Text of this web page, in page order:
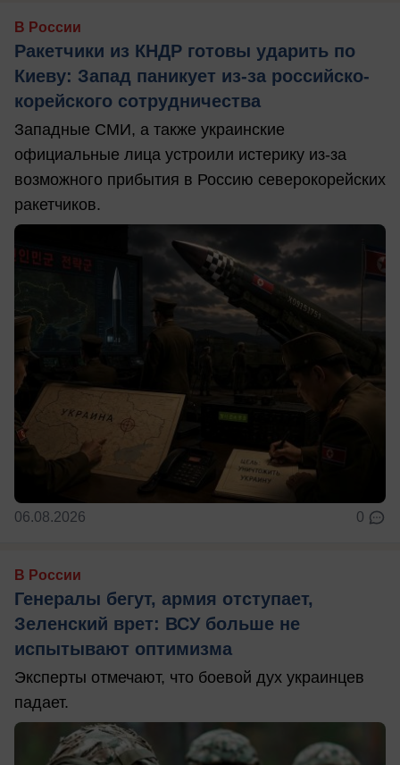
В России
Ракетчики из КНДР готовы ударить по
Киеву: Запад паникует из-за российско-
корейского сотрудничества
Западные СМИ, а также украинские
официальные лица устроили истерику из-за
возможного прибытия в Россию северокорейских
ракетчиков.
06.08.2026 0
В России
Генералы бегут, армия отступает,
Зеленский врет: ВСУ больше не
испытывают оптимизма
Эксперты отмечают, что боевой дух украинцев
падает.